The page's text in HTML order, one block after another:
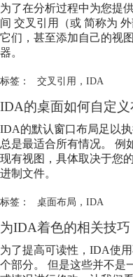
为了在分析过程中为您提
间 交叉引用（或 简称为
它们，甚至添加自己的视
器。
标签： 交叉引用 ， IDA
IDA的桌面如何自定义
IDA的默认窗口布局足以
总是最适合所有情况。 例
现有视图，具体取决于您
进制文件。
标签： 桌面布局 ， IDA
为IDA着色的相关技巧
为了提高可读性， IDA使
个部分。 但是这些并不是